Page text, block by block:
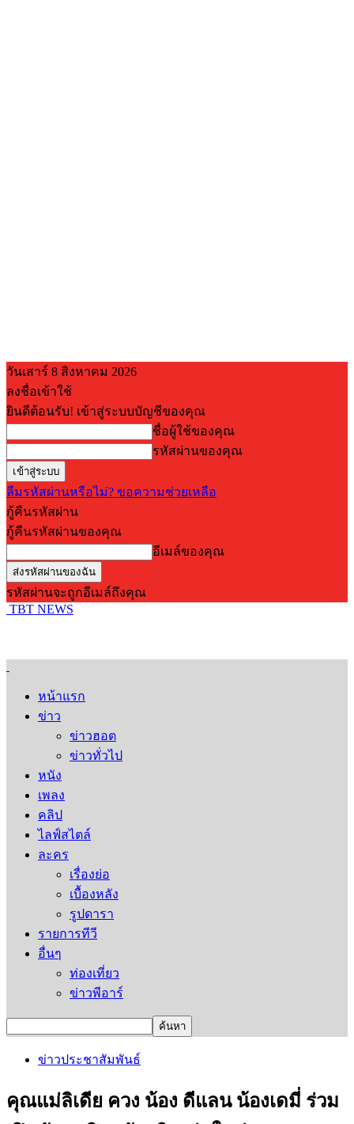
วันเสาร์ 8 สิงหาคม 2026
ลงชื่อเข้าใช้
ยินดีต้อนรับ! เข้าสู่ระบบบัญชีของคุณ
ชื่อผู้ใช้ของคุณ
รหัสผ่านของคุณ
ลืมรหัสผ่านหรือไม่? ขอความช่วยเหลือ
กู้คืนรหัสผ่าน
กู้คืนรหัสผ่านของคุณ
อีเมล์ของคุณ
รหัสผ่านจะถูกอีเมล์ถึงคุณ
TBT NEWS
หน้าแรก
ข่าว
ข่าวฮอต
ข่าวทั่วไป
หนัง
เพลง
คลิป
ไลฟ์สไตล์
ละคร
เรื่องย่อ
เบื้องหลัง
รูปดารา
รายการทีวี
อื่นๆ
ท่องเที่ยว
ข่าวพีอาร์
ข่าวประชาสัมพันธ์
คุณแม่ลิเดีย ควง น้อง ดีแลน น้องเดมี่ ร่วม